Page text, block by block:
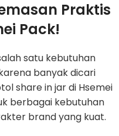
Praktis
Pack!
satu kebutuhan
banyak dicari
share in jar di Hsemei
berbagai kebutuhan
brand yang kuat.